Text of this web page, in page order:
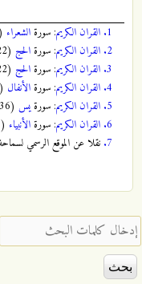
1. القران الكريم: سورةالشعراء (26)،
2. القران الكريم: سورةالحج (22)، الآية: 39 و 40، الصفحة:
3. القران الكريم: سورةالحج (22)، الآية: 41، الصفحة:
4. القران الكريم: سورةالأنفال (8)، الآية: 30، الصفحة:
5. القران الكريم: سورةيس (36)، الآية: 9، الصفحة:
6. القران الكريم: سورةالأنبياء (21)، الآية: 107، الصفحة:
7. نقلا عن الموقع الرسمي
‏إدخال كلمات البحث ‏